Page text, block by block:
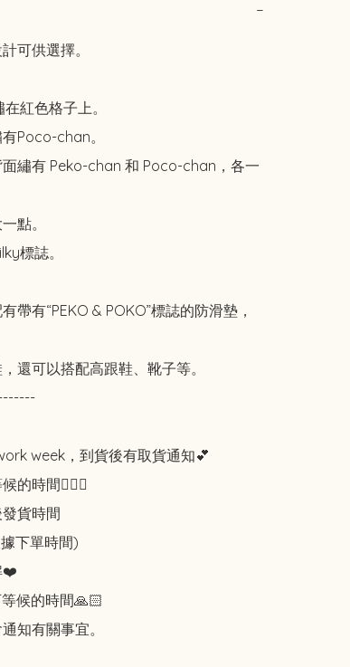
−
可供選擇。
紅色格子上。
Poco-chan。
繡有 Peko-chan 和 Poco-chan，各一
點。
標誌。
帶有“PEKO & POKO”標誌的防滑墊，
還可以搭配高跟鞋、靴子等。
week，到貨後有取貨通知💕
的時間🙇🏻‍♀️
貨時間
下單時間)
❤️
候的時間🙏🏻
知有關事宜。